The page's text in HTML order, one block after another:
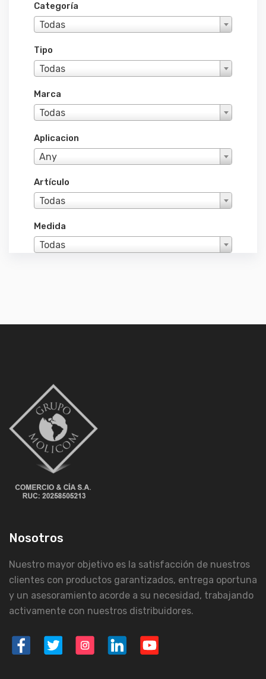
Categoría
Todas
Tipo
Todas
Marca
Todas
Aplicacion
Any
Artículo
Todas
Medida
Todas
Nosotros
Nuestro mayor objetivo es la satisfacción de nuestros
clientes con productos garantizados, entrega oportuna
y un asesoramiento acorde a su necesidad, trabajando
activamente con nuestros distribuidores.